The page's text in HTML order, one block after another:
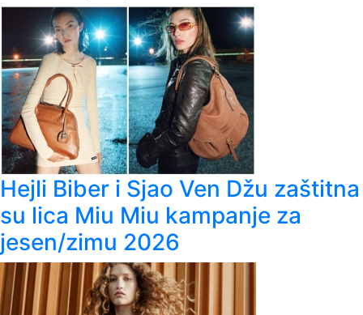
Hejli Biber i Sjao Ven Džu zaštitna
su lica Miu Miu kampanje za
jesen/zimu 2026